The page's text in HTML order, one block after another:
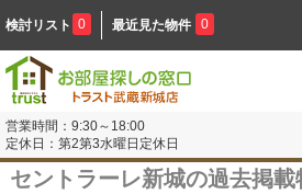
検討リスト 0 最近見た物件 0
営業時間：9:30～18:00
定休日：第2第3水曜日定休日
セントラーレ新城の過去掲載